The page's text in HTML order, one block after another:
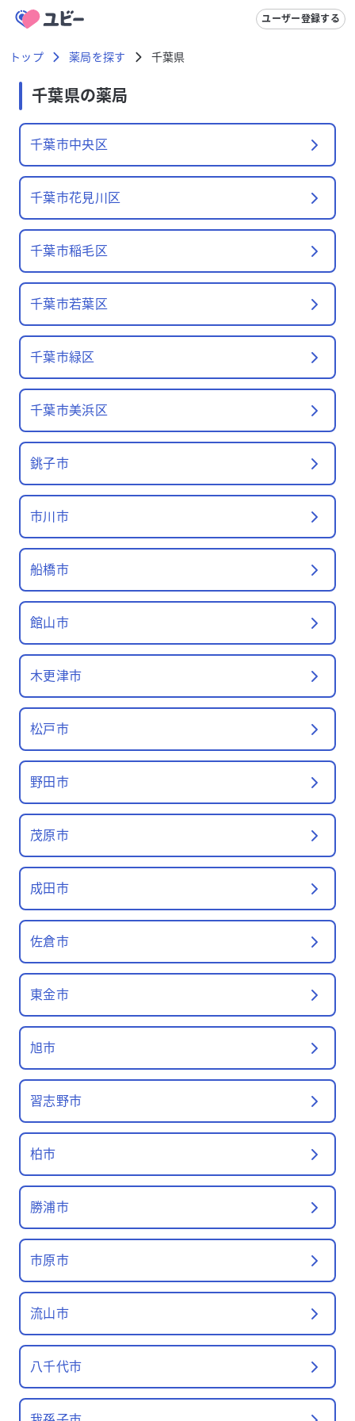
ユーザー登録する
トップ 薬局を探す 千葉県
千葉県の薬局
千葉市中央区
千葉市花見川区
千葉市稲毛区
千葉市若葉区
千葉市緑区
千葉市美浜区
銚子市
市川市
船橋市
館山市
木更津市
松戸市
野田市
茂原市
成田市
佐倉市
東金市
旭市
習志野市
柏市
勝浦市
市原市
流山市
八千代市